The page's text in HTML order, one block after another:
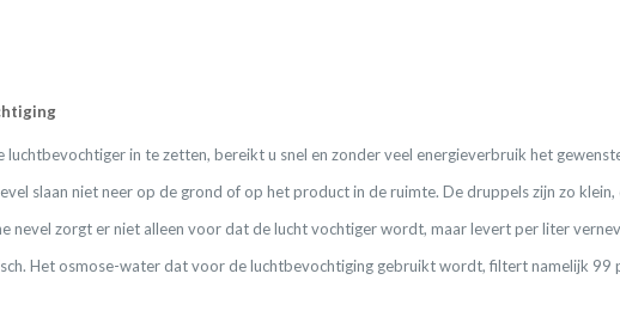
in te zetten, bereikt u snel en zonder veel energieverbruik het
slaan niet neer op de grond of op het product in de ruimte. De druppels zijn zo
nevel zorgt er niet alleen voor dat de lucht vochtiger wordt, maar levert per liter
Het osmose-water dat voor de luchtbevochtiging gebruikt wordt, filtert namelijk